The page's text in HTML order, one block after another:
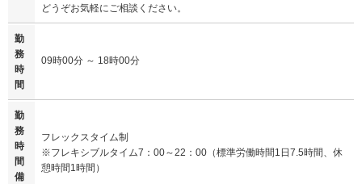
どうぞお気軽にご相談ください。
勤
務
時
間
09時00分 ～ 18時00分
勤
務
時
間
備
フレックスタイム制
※フレキシブルタイム7：00～22：00（標準労働時間1日7.5時間、休
憩時間1時間）